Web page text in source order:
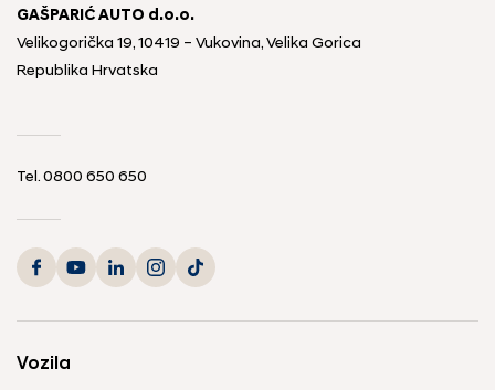
GAŠPARIĆ AUTO d.o.o.
Velikogorička 19, 10419 – Vukovina, Velika Gorica
Republika Hrvatska
Tel. 0800 650 650
Vozila